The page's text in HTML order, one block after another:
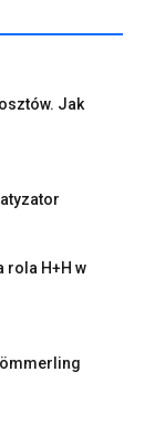
Jak
rola H+H w